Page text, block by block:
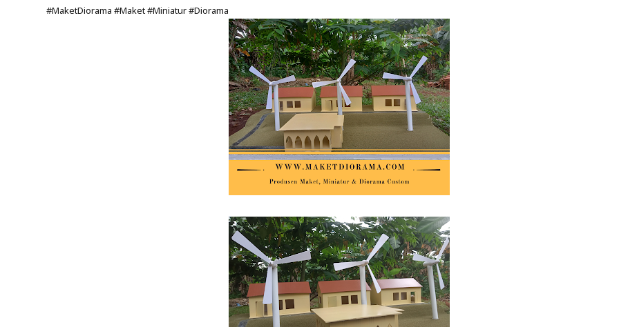
#MaketDiorama #Maket #Miniatur #Diorama